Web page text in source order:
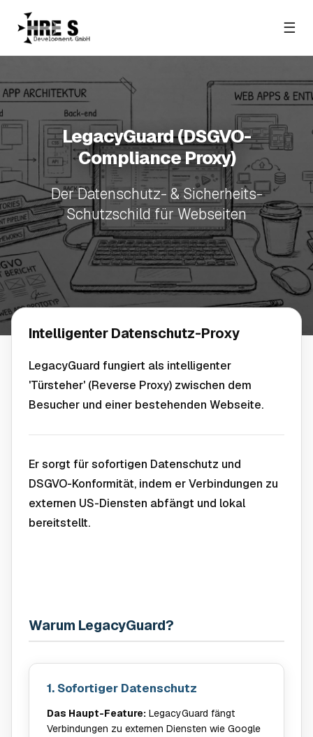
☰
LegacyGuard (DSGVO-
Compliance Proxy)
Der Datenschutz- & Sicherheits-
Schutzschild für Webseiten
Intelligenter Datenschutz-Proxy
LegacyGuard fungiert als intelligenter
'Türsteher' (Reverse Proxy) zwischen dem
Besucher und einer bestehenden Webseite.
Er sorgt für sofortigen Datenschutz und
DSGVO-Konformität, indem er Verbindungen zu
externen US-Diensten abfängt und lokal
bereitstellt.
Warum LegacyGuard?
1. Sofortiger Datenschutz
Das Haupt-Feature: LegacyGuard fängt
Verbindungen zu externen Diensten wie Google